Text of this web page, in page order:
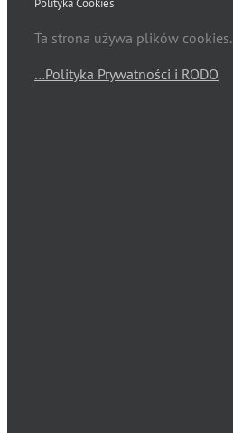
Ta strona używa plików cookies.
…Polityka Prywatności i RODO